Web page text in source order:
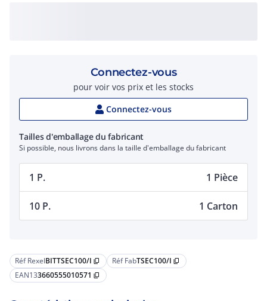
Réf RexelBITTSEC100/I content_copy Réf FabTSEC100/I content_copy
EAN133660555010571 content_copy
Connectez-vous
pour voir vos prix et les stocks
Connectez-vous
Tailles d'emballage du fabricant
Si possible, nous livrons dans la taille d'emballage du fabricant
1 P. 1 Pièce
10 P. 1 Carton